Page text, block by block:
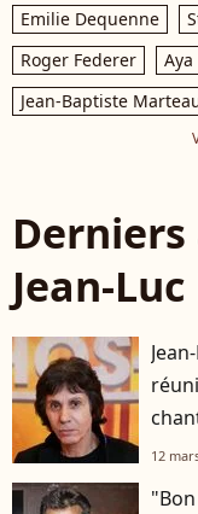
Emilie Dequenne
Roger Federer
Jean-Baptiste
Jean-
12